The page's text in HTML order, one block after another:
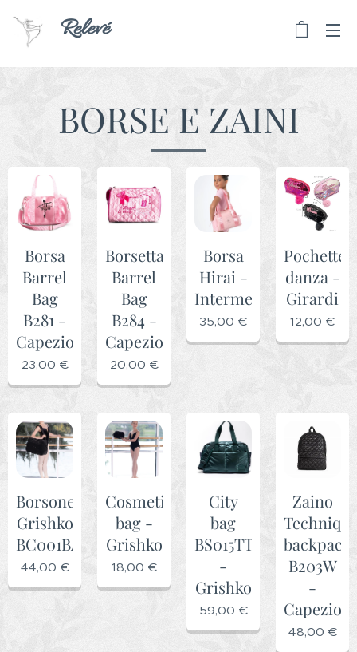
Relevé
BORSE E ZAINI
Borsa
Barrel
Bag
B281 -
Capezio
23,00 €
Borsetta
Barrel
Bag
B284 -
Capezio
20,00 €
Borsa
Hirai -
Intermezzo
35,00 €
Pochette
danza -
Girardi
12,00 €
Borsone
Grishko
BC001BAG
44,00 €
Cosmetic
bag -
Grishko
18,00 €
City
bag
BS015TTG
-
Grishko
59,00 €
Zaino
backpack
B203W
-
Capezio
48,00 €